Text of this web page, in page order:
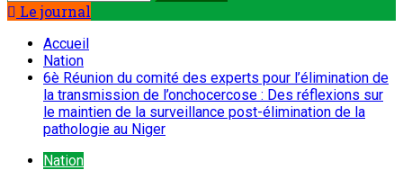
Le journal
Accueil
Nation
6è Réunion du comité des experts pour l’élimination de
la transmission de l’onchocercose : Des réflexions sur
le maintien de la surveillance post-élimination de la
pathologie au Niger
Nation